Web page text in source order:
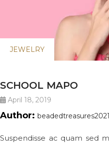
JEWELRY
SCHOOL MAPO
April 18, 2019
Author:
Suspendisse ac quam sed